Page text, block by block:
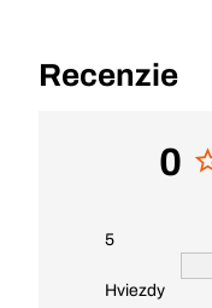
Recenzie
0
5
Hviezdy